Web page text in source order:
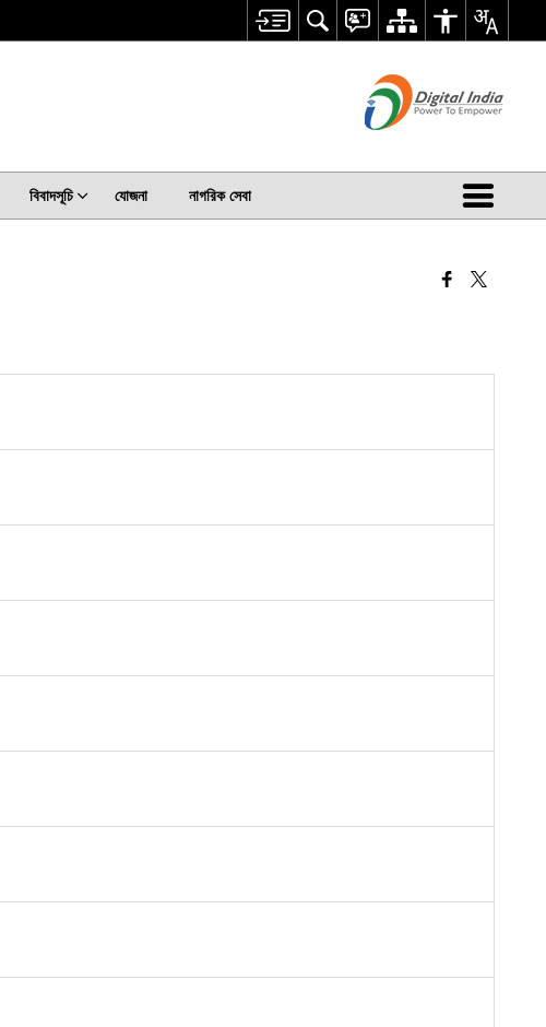
বিবাদসূচি যোজনা নাগরিক সেবা